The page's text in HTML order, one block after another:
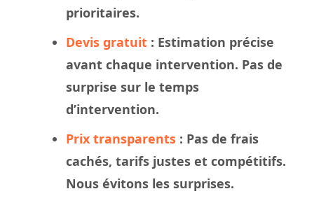
prioritaires.
Devis gratuit : Estimation précise
avant chaque intervention. Pas de
surprise sur le temps
d’intervention.
Prix transparents : Pas de frais
cachés, tarifs justes et compétitifs.
Nous évitons les surprises.